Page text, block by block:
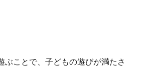
ことで、子どもの遊びが満たさ